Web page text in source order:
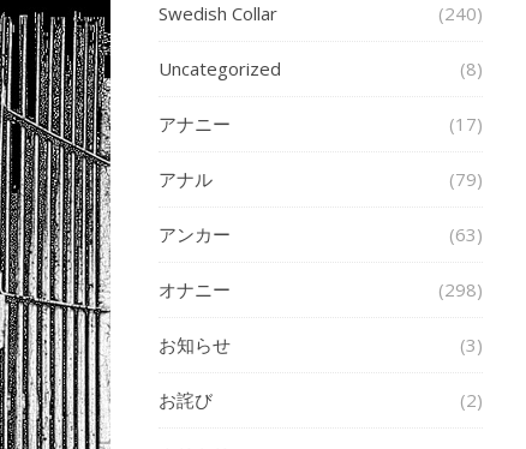
Swedish Collar (240)
Uncategorized (8)
アナニー (17)
アナル (79)
アンカー (63)
オナニー (298)
お知らせ (3)
お詫び (2)